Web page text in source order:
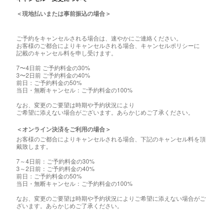
＜現地払いまたは事前振込の場合＞
ご予約をキャンセルされる場合は、速やかにご連絡ください。
お客様のご都合によりキャンセルされる場合、キャンセルポリシーに
記載のキャンセル料を申し受けます。
7〜4日前 ご予約料金の30%
3〜2日前 ご予約料金の40%
前日：ご予約料金の50%
当日・無断キャンセル：ご予約料金の100%
なお、変更のご要望は時期や予約状況により
ご希望に添えない場合がございます。あらかじめご了承ください。
＜オンライン決済をご利用の場合＞
お客様のご都合によりキャンセルされる場合、下記のキャンセル料を頂
戴致します。
7～4日前：ご予約料金の30%
3～2日前：ご予約料金の40%
前日：ご予約料金の50%
当日・無断キャンセル：ご予約料金の100%
なお、変更のご要望は時期や予約状況によりご希望に添えない場合がご
ざいます。あらかじめご了承ください。